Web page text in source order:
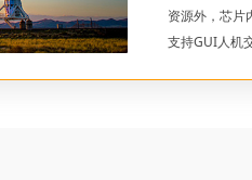
资源外，芯片
支持GUI人机